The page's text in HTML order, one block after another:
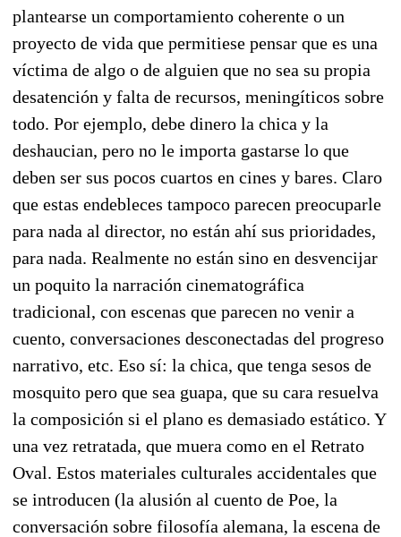
plantearse un comportamiento coherente o un
proyecto de vida que permitiese pensar que es una
víctima de algo o de alguien que no sea su propia
desatención y falta de recursos, meningíticos sobre
todo. Por ejemplo, debe dinero la chica y la
deshaucian, pero no le importa gastarse lo que
deben ser sus pocos cuartos en cines y bares. Claro
que estas endebleces tampoco parecen preocuparle
para nada al director, no están ahí sus prioridades,
para nada. Realmente no están sino en desvencijar
un poquito la narración cinematográfica
tradicional, con escenas que parecen no venir a
cuento, conversaciones desconectadas del progreso
narrativo, etc. Eso sí: la chica, que tenga sesos de
mosquito pero que sea guapa, que su cara resuelva
la composición si el plano es demasiado estático. Y
una vez retratada, que muera como en el Retrato
Oval. Estos materiales culturales accidentales que
se introducen (la alusión al cuento de Poe, la
conversación sobre filosofía alemana, la escena de